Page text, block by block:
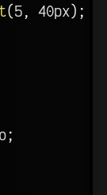
(5, 40px) ;
;